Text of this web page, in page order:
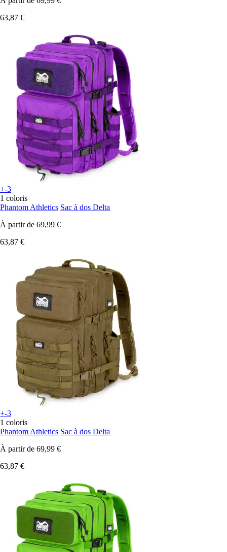
63,87 €
+-3
1 coloris
Phantom Athletics Sac à dos Delta
À partir de 69,99 €
63,87 €
+-3
1 coloris
Phantom Athletics Sac à dos Delta
À partir de 69,99 €
63,87 €